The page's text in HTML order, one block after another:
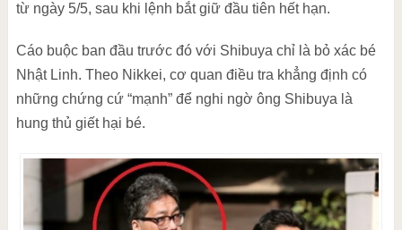
từ ngày 5/5, sau khi lệnh bắt giữ đầu tiên hết hạn.
Cáo buộc ban đầu trước đó với Shibuya chỉ là bỏ xác bé
Nhật Linh. Theo Nikkei, cơ quan điều tra khẳng định có
những chứng cứ “mạnh” để nghi ngờ ông Shibuya là
hung thủ giết hại bé.